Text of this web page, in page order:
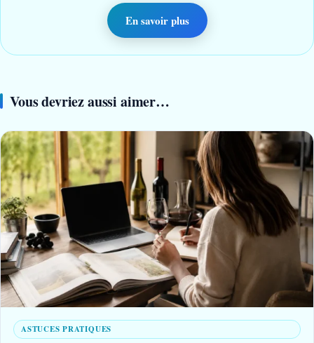
En savoir plus
Vous devriez aussi aimer…
ASTUCES PRATIQUES